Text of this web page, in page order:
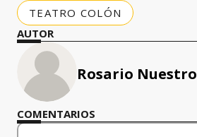
TEATRO COLÓN
AUTOR
Rosario Nuestro
COMENTARIOS